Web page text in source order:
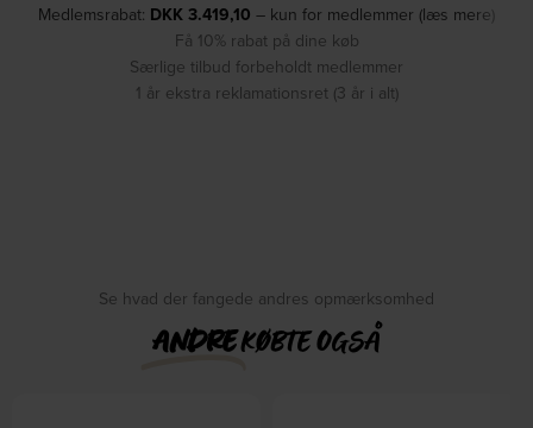
Medlemsrabat: DKK 3.419,10 – kun for medlemmer (læs mere)
Få 10% rabat på dine køb
Særlige tilbud forbeholdt medlemmer
1 år ekstra reklamationsret (3 år i alt)
Se hvad der fangede andres opmærksomhed
ANDREKØBTE OGSÅ